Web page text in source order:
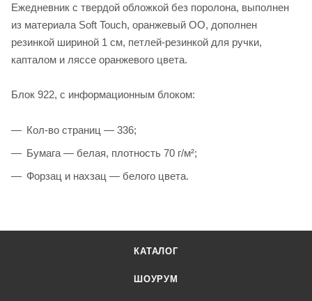
Ежедневник с твердой обложкой без поролона, выполнен
из материала Soft Touch, оранжевый ОО, дополнен
резинкой шириной 1 см, петлей-резинкой для ручки,
капталом и ляссе оранжевого цвета.
Блок 922, с информационным блоком:
Кол-во страниц — 336;
Бумага — белая, плотность 70 г/м²;
Форзац и нахзац — белого цвета.
КАТАЛОГ
ШОУРУМ